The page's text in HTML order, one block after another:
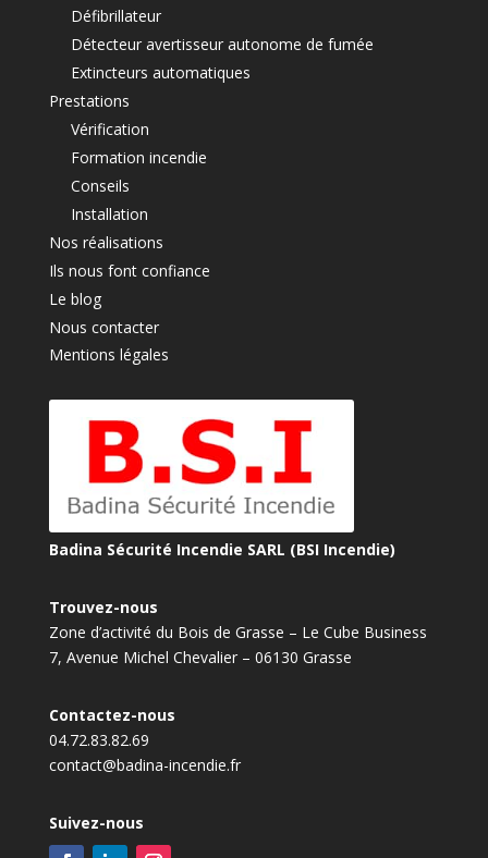
Défibrillateur
Détecteur avertisseur autonome de fumée
Extincteurs automatiques
Prestations
Vérification
Formation incendie
Conseils
Installation
Nos réalisations
Ils nous font confiance
Le blog
Nous contacter
Mentions légales
Badina Sécurité Incendie SARL (BSI Incendie)
Trouvez-nous
Zone d’activité du Bois de Grasse – Le Cube Business
7, Avenue Michel Chevalier – 06130 Grasse
Contactez-nous
04.72.83.82.69
contact@badina-incendie.fr
Suivez-nous